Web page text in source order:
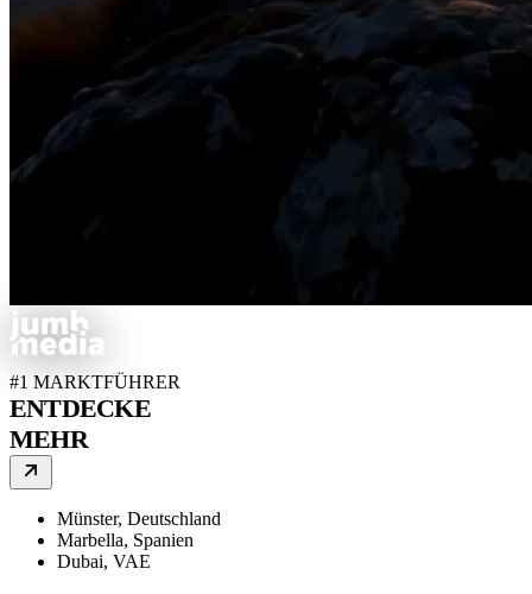
#1 MARKTFÜHRER
ENTDECKE
MEHR
Münster, Deutschland
Marbella, Spanien
Dubai, VAE